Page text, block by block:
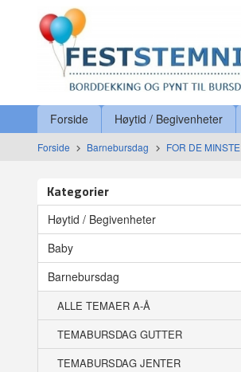
innholdet
Produkter
Forside Høytid / Begivenheter
Forside Barnebursdag FOR DE MINSTE
Kategorier
Høytid / Begivenheter
Baby
Barnebursdag
ALLE TEMAER A-Å
TEMABURSDAG GUTTER
TEMABURSDAG JENTER